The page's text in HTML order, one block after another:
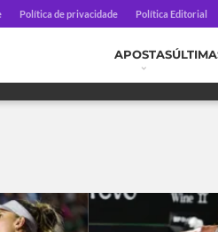
Política de privacidade Política Editorial
APOSTAS